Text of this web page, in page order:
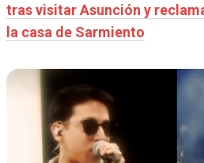
tras visitar Asunción y
la casa de Sarmiento